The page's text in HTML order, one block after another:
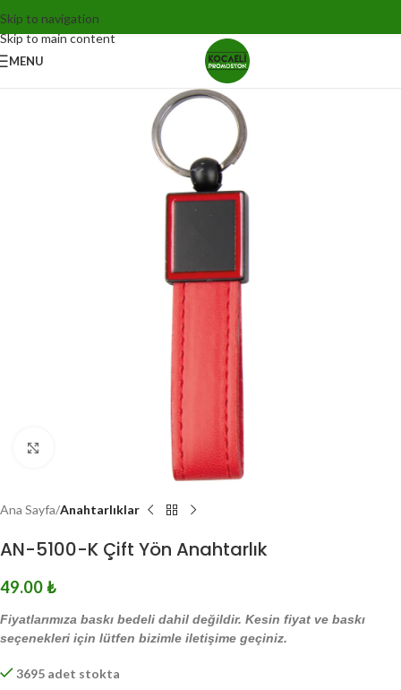
Skip to navigation
Skip to main content
MENU
Ana Sayfa Anahtarlıklar
AN-5100-K Çift Yön Anahtarlık
49.00₺
Fiyatlarımıza baskı bedeli dahil değildir. Kesin fiyat ve baskı
seçenekleri için lütfen bizimle iletişime geçiniz.
3695 adet stokta